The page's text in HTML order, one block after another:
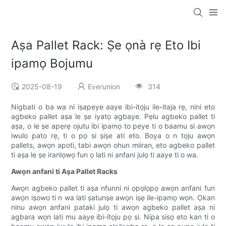
Aṣa Pallet Rack: Ṣe ọnà rẹ Eto Ibi
ipamọ Bojumu
2025-08-19 Everunion 314
Nigbati o ba wa ni iṣapeye aaye ibi-itọju ile-itaja rẹ, nini eto
agbeko pallet aṣa le ṣe iyatọ agbaye. Pẹlu agbeko pallet ti
aṣa, o le ṣe apẹrẹ ojutu ibi ipamọ to peye ti o baamu si awọn
iwulo pato rẹ, ti o pọ si ṣiṣe ati eto. Boya o n tọju awọn
pallets, awọn apoti, tabi awọn ohun miiran, eto agbeko pallet
ti aṣa le ṣe iranlọwọ fun ọ lati ni anfani julọ ti aaye ti o wa.
Awọn anfani ti Aṣa Pallet Racks
Awọn agbeko pallet ti aṣa nfunni ni ọpọlọpọ awọn anfani fun
awọn iṣowo ti n wa lati ṣatunṣe awọn iṣẹ ile-ipamọ wọn. Ọkan
ninu awọn anfani pataki julọ ti awọn agbeko pallet aṣa ni
agbara wọn lati mu aaye ibi-itọju pọ si. Nipa sisọ eto kan ti o